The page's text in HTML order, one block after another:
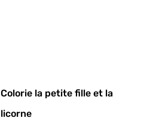
Colorie la petite fille et la
licorne